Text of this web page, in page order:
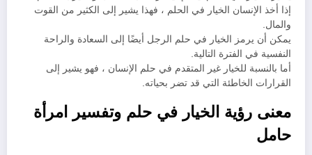
إذا أخذ الإنسان الخيار في الحلم ، فهذا يشير إلى الكثير من القوت
والمال.
يمكن أن يرمز الخيار في حلم الرجل أيضًا إلى السعادة والراحة
النفسية في الفترة التالية.
أما بالنسبة للخيار غير المتقدم في حلم الإنسان ، فهو يشير إلى
القرارات الخاطئة التي قد تضر بحياته.
معنى رؤية الخيار في حلم وتفسير امرأة
حامل